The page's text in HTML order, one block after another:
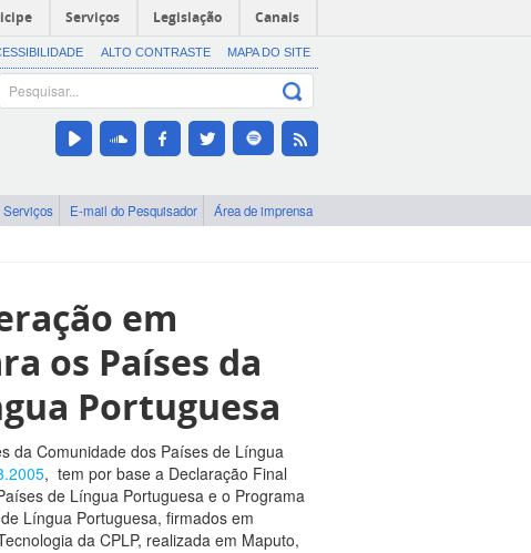
Serviços Legislação Canais
ALTO CONTRASTE MAPA DO SITE
Serviços E-mail do Pesquisador Área de imprensa
em
os Países da
Portuguesa
da Comunidade dos Países de Língua
, tem por base a Declaração Final
de Língua Portuguesa e o Programa
Língua Portuguesa, firmados em
da CPLP, realizada em Maputo,